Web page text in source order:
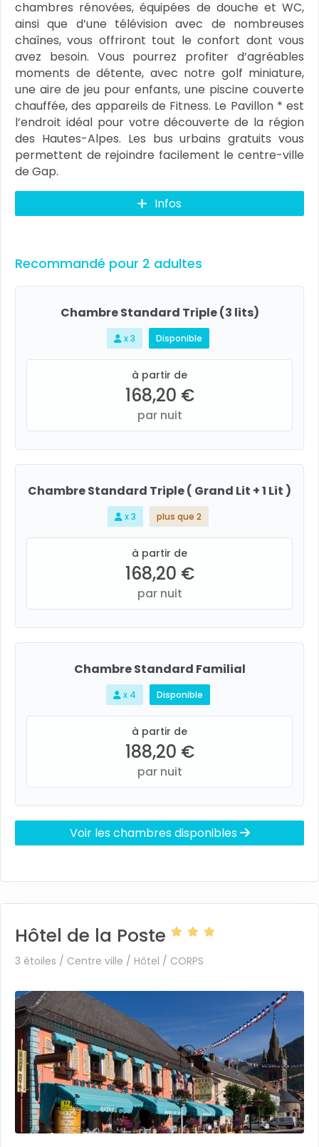
chambres rénovées, équipées de douche et WC,
ainsi que d’une télévision avec de nombreuses
chaînes, vous offriront tout le confort dont vous
avez besoin. Vous pourrez profiter d’agréables
moments de détente, avec notre golf miniature,
une aire de jeu pour enfants, une piscine couverte
chauffée, des appareils de Fitness. Le Pavillon * est
l’endroit idéal pour votre découverte de la région
des Hautes-Alpes. Les bus urbains gratuits vous
permettent de rejoindre facilement le centre-ville
de Gap.
Infos
Recommandé pour 2 adultes
Chambre Standard Triple (3 lits)
x 3 Disponible
à partir de
168,20 €
par nuit
Chambre Standard Triple ( Grand Lit + 1 Lit )
x 3 plus que 2
à partir de
168,20 €
par nuit
Chambre Standard Familial
x 4 Disponible
à partir de
188,20 €
par nuit
Voir les chambres disponibles
Hôtel de la Poste
3 étoiles / Centre ville / Hôtel / CORPS